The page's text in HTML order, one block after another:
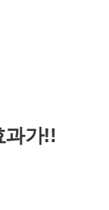
과가!!